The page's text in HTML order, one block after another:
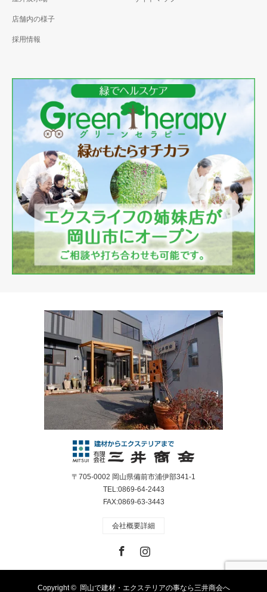
店舗内の様子
採用情報
〒705-0002 岡山県備前市浦伊部341-1
TEL:0869-64-2443
FAX:0869-63-3443
会社概要詳細
Copyright © 岡山で建材・エクステリアの事なら三井商会へ